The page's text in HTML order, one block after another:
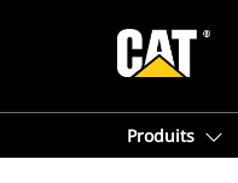
Produits